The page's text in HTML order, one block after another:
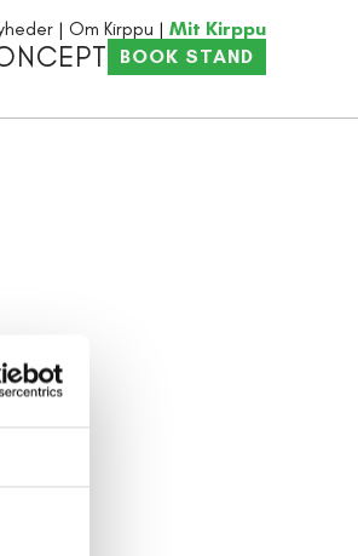
Om Kirppu Mit Kirppu
BOOK STAND